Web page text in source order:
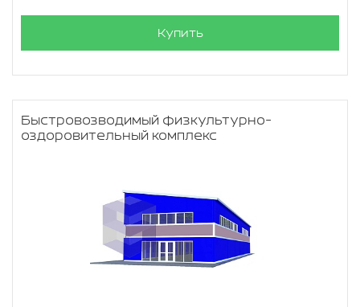
Купить
Быстровозводимый физкультурно-
оздоровительный комплекс